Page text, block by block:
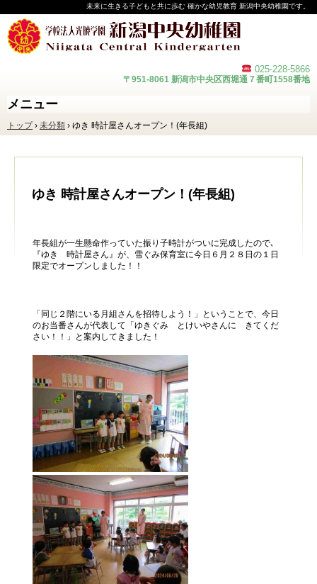
未来に生きる子どもと共に歩む 確かな幼児教育 新潟中央幼稚園です。
025-228-5866
〒951-8061 新潟市中央区西堀通７番町1558番地
メニュー
ントップ › 未分類 › ゆき 時計屋さんオープン！(年長組)
ゆき 時計屋さんオープン！(年長組)
年長組が一生懸命作っていた振り子時計がついに完成したので､
『ゆき 時計屋さん』が、雪ぐみ保育室に今日６月２８日の１日
限定でオープンしました！！
「同じ２階にいる月組さんを招待しよう！」ということで、今日
のお当番さんが代表して「ゆきぐみ とけいやさんに きてくだ
さい！！」と案内してきました！